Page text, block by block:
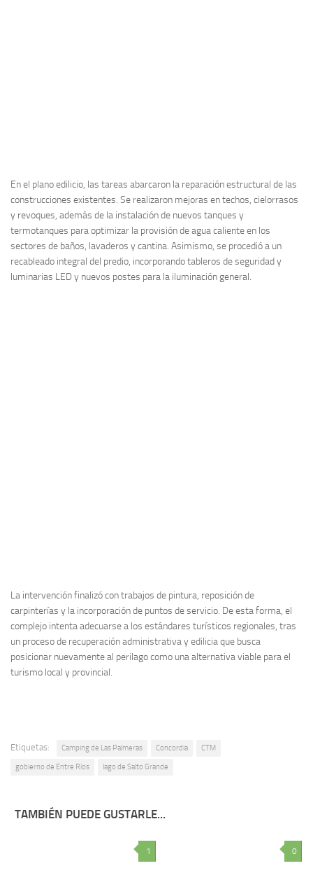
En el plano edilicio, las tareas abarcaron la reparación estructural de las
construcciones existentes. Se realizaron mejoras en techos, cielorrasos
y revoques, además de la instalación de nuevos tanques y
termotanques para optimizar la provisión de agua caliente en los
sectores de baños, lavaderos y cantina. Asimismo, se procedió a un
recableado integral del predio, incorporando tableros de seguridad y
luminarias LED y nuevos postes para la iluminación general.
La intervención finalizó con trabajos de pintura, reposición de
carpinterías y la incorporación de puntos de servicio. De esta forma, el
complejo intenta adecuarse a los estándares turísticos regionales, tras
un proceso de recuperación administrativa y edilicia que busca
posicionar nuevamente al perilago como una alternativa viable para el
turismo local y provincial.
Etiquetas: Camping de Las Palmeras Concordia CTM
gobierno de Entre Ríos lago de Salto Grande
TAMBIÉN PUEDE GUSTARLE...
1 0